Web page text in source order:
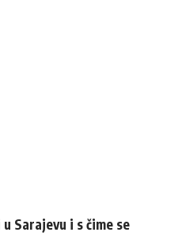
Sarajevu i s čime se